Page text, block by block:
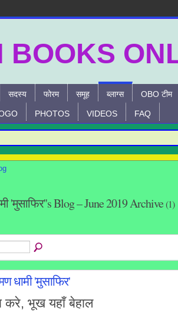
सदस्य फोरम समूह ब्लाग्स OBO टीम
PHOTOS VIDEOS FAQ
'मुसाफिर''s Blog – June 2019 Archive(1)
धामी 'मुसाफिर'
करे, भूख यहाँ बेहाल